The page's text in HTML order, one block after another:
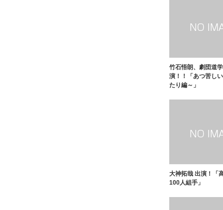
竹石悟朗、劇団道
演！！「あつ苦し
たり編～」
大神拓哉 出演！「
100人組手」